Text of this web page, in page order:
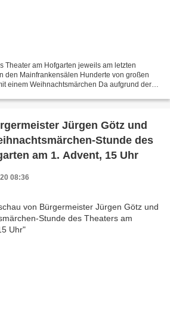
Theater am Hofgarten jeweils am letzten
den Mainfrankensälen Hunderte von großen
einem Weihnachtsmärchen Da aufgrund der
Jürgen Götz und
Stunde des
am 1. Advent, 15 Uhr
08:36